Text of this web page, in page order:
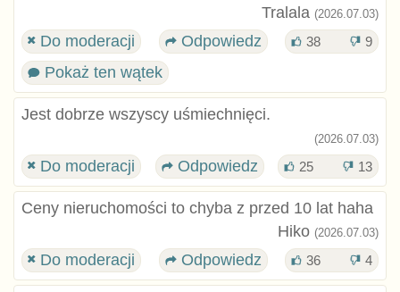
Tralala (2026.07.03)
Do moderacji Odpowiedz 38 9
Pokaż ten wątek
Jest dobrze wszyscy uśmiechnięci.
(2026.07.03)
Do moderacji Odpowiedz 25 13
Ceny nieruchomości to chyba z przed 10 lat haha
Hiko (2026.07.03)
Do moderacji Odpowiedz 36 4